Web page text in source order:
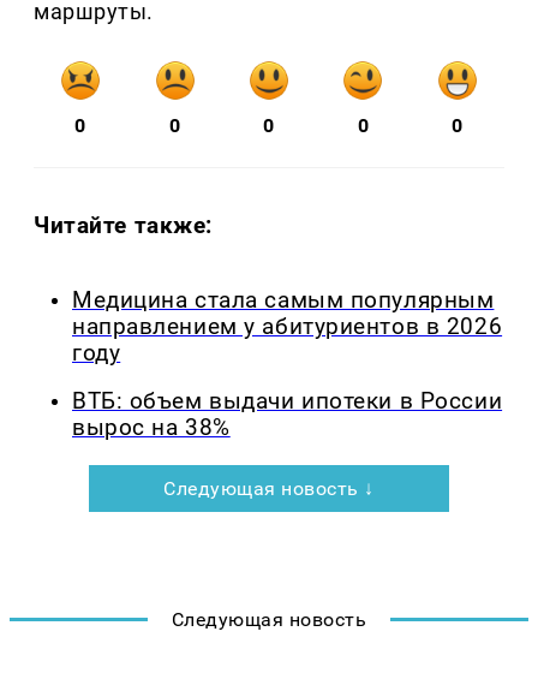
маршруты.
0 0 0 0 0
Читайте также:
Медицина стала самым популярным
направлением у абитуриентов в 2026
году
ВТБ: объем выдачи ипотеки в России
вырос на 38%
Следующая новость ↓
Следующая новость